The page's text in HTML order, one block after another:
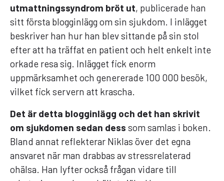
utmattningssyndrom bröt ut, publicerade han
sitt första blogginlägg om sin sjukdom. I inlägget
beskriver han hur han blev sittande på sin stol
efter att ha träffat en patient och helt enkelt inte
orkade resa sig. Inlägget fick enorm
uppmärksamhet och genererade 100 000 besök,
vilket fick servern att krascha.
Det är detta blogginlägg och det han skrivit
om sjukdomen sedan dess som samlas i boken.
Bland annat reflekterar Niklas över det egna
ansvaret när man drabbas av stressrelaterad
ohälsa. Han lyfter också frågan vidare till